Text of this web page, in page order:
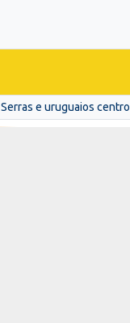
Serras e uruguaios centro